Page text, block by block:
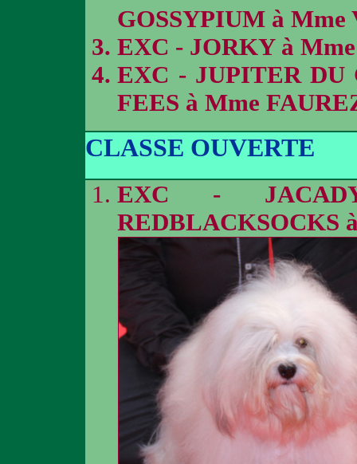
GOSSYPIUM à
EXC - JORKY à
EXC - JUPITER DU
FEES à Mme
CLASSE OUVERTE
EXC -
REDBLACKSOCKS